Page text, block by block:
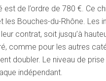
de l’ordre de 780 €. Ce
les Bouches-du-Rhône.
contrat, soit jusqu’à
comme pour les autres
doubler. Le niveau de
indépendant.